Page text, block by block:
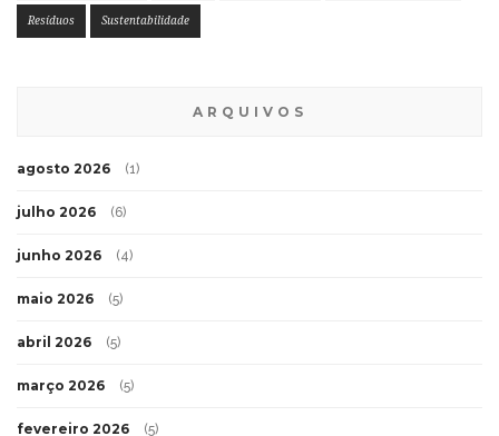
Resíduos Sustentabilidade
ARQUIVOS
agosto 2026 (1)
julho 2026 (6)
junho 2026 (4)
maio 2026 (5)
abril 2026 (5)
março 2026 (5)
fevereiro 2026 (5)